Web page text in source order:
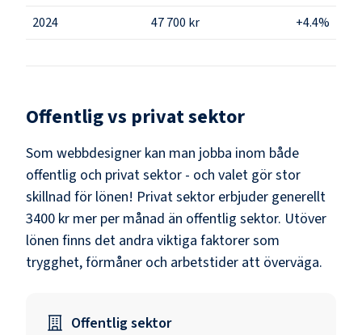
2024
47 700 kr +4.4%
Offentlig vs privat sektor
Som webbdesigner kan man jobba inom både
offentlig och privat sektor - och valet gör stor
skillnad för lönen! Privat sektor erbjuder generellt
3400 kr mer per månad än offentlig sektor. Utöver
lönen finns det andra viktiga faktorer som
trygghet, förmåner och arbetstider att överväga.
Offentlig sektor